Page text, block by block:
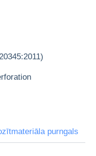
purngals